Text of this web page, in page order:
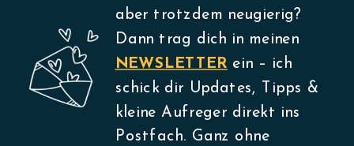
aber trotzdem neugierig?
Dann trag dich in meinen
NEWSLETTER ein – ich
schick dir Updates, Tipps &
kleine Aufreger direkt ins
Postfach. Ganz ohne